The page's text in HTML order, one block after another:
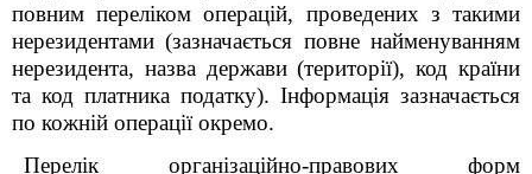
повним переліком операцій, проведених з такими
нерезидентами (зазначається повне найменуванням
нерезидента, назва держави (території), код країни
та код платника податку). Інформація зазначається
по кожній операції окремо.
Перелік організаційно-правових форм